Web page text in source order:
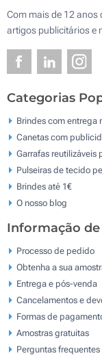
Com mais de 12 anos
artigos publicitários e
Categorias
Brindes com entrega
Canetas com
Garrafas reutilizáveis
Pulseiras de tecido
Brindes até 1€
O nosso blog
Informação
Processo de pedido
Obtenha a sua
Entrega e pós-venda
Cancelamentos e
Formas de
Amostras gratuitas
Perguntas frequentes